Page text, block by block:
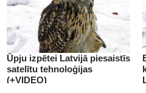
Ūpju izpētei Latvijā piesaistīs
satelītu tehnoloģijas
(+VIDEO)